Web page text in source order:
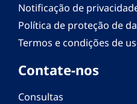
Notificação de
Política de proteção de
Termos e condições de
Contate-nos
Consultas